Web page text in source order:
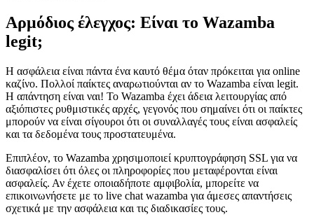
Αρμόδιος έλεγχος: Είναι το Wazamba
legit;
Η ασφάλεια είναι πάντα ένα καυτό θέμα όταν πρόκειται για online
καζίνο. Πολλοί παίκτες αναρωτιούνται αν το Wazamba είναι legit.
Η απάντηση είναι ναι! Το Wazamba έχει άδεια λειτουργίας από
αξιόπιστες ρυθμιστικές αρχές, γεγονός που σημαίνει ότι οι παίκτες
μπορούν να είναι σίγουροι ότι οι συναλλαγές τους είναι ασφαλείς
και τα δεδομένα τους προστατευμένα.
Επιπλέον, το Wazamba χρησιμοποιεί κρυπτογράφηση SSL για να
διασφαλίσει ότι όλες οι πληροφορίες που μεταφέρονται είναι
ασφαλείς. Αν έχετε οποιαδήποτε αμφιβολία, μπορείτε να
επικοινωνήσετε με το live chat wazamba για άμεσες απαντήσεις
σχετικά με την ασφάλεια και τις διαδικασίες τους.